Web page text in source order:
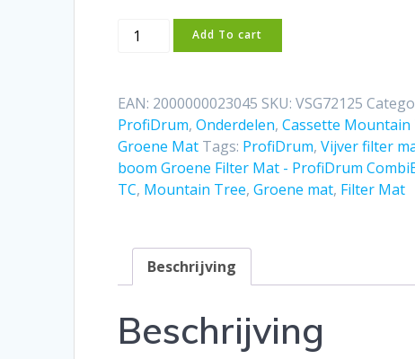
Mountain
-
ProfiDrum
CombiBio
30
TC
Add To cart
EAN: 2000000023045 SKU:VSG72125
ProfiDrum,Onderdelen,Cassette Mountain
Groene Mat Tags: ProfiDrum,Vijver filter
boom Groene Filter Mat - ProfiDrum
TC, Mountain Tree,Groene mat, Filter Mat
Beschrijving
Beschrijving